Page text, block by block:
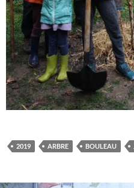
2019 ARBRE BOULEAU